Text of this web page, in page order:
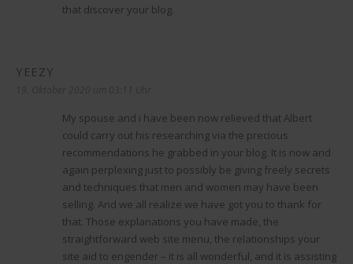
that discover your blog.
YEEZY
My spouse and i have been now relieved that Albert
could carry out his researching via the precious
recommendations he grabbed in your blog. It is now and
again perplexing just to possibly be giving freely secrets
and techniques that men and women may have been
selling. And we all realize we have got you to thank for
that. Those explanations you have made, the
straightforward web site menu, the relationships your
site aid to engender – it is all wonderful, and it is assisting